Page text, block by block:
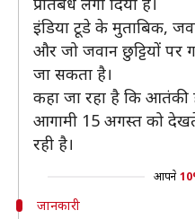
इंडिया टूडे के मुताबिक,
और जो जवान छुट्टियों पर
जा सकता है।
कहा जा रहा है कि
आगामी 15 अगस्त को
रही है।
आपने
जानकारी